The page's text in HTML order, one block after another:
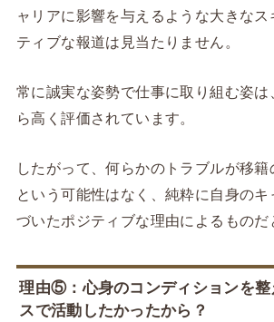
ャリアに影響を与えるような大きな
ティブな報道は見当たりません。
常に誠実な姿勢で仕事に取り組む姿
ら高く評価されています。
したがって、何らかのトラブルが移
という可能性はなく、純粋に自身の
づいたポジティブな理由によるものだ
理由⑤：心身のコンディションを
スで活動したかったから？